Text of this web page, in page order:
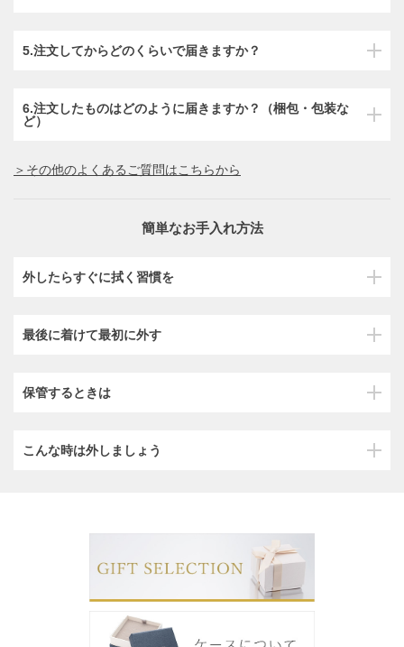
5.注文してからどのくらいで届きますか？
6.注文したものはどのように届きますか？（梱包・包装な
ど）
＞その他のよくあるご質問はこちらから
簡単なお手入れ方法
外したらすぐに拭く習慣を
最後に着けて最初に外す
保管するときは
こんな時は外しましょう